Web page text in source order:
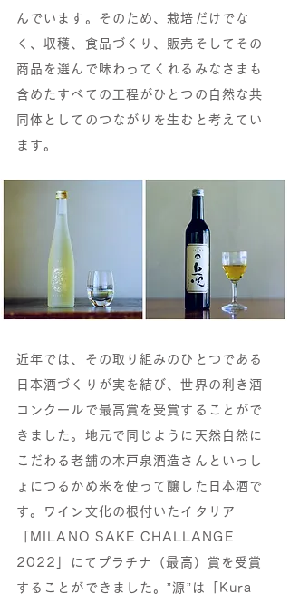
んでいます。そのため、栽培だけでな
く、収穫、食品づくり、販売そしてその
商品を選んで味わってくれるみなさまも
含めたすべての工程がひとつの自然な共
同体としてのつながりを生むと考えてい
ます。
近年では、その取り組みのひとつである
日本酒づくりが実を結び、世界の利き酒
コンクールで最高賞を受賞することがで
きました。地元で同じように天然自然に
こだわる老舗の木戸泉酒造さんといっし
ょにつるかめ米を使って醸した日本酒で
す。ワイン文化の根付いたイタリア
「MILANO SAKE CHALLANGE
2022」にてプラチナ（最高）賞を受賞
することができました。”源”は「Kura